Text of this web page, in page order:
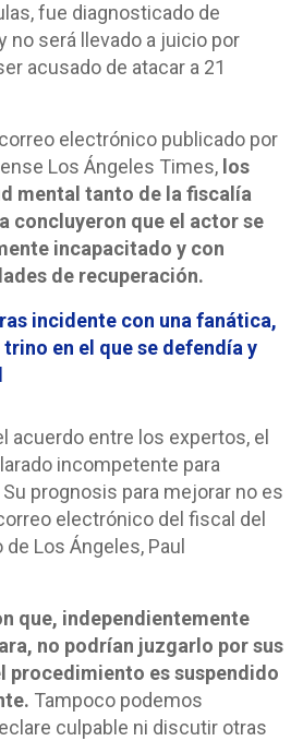
fue diagnosticado de
no será llevado a juicio por
acusado de atacar a 21
electrónico publicado por
Los Ángeles Times, los
mental tanto de la fiscalía
concluyeron que el actor se
incapacitado y con
de recuperación.
incidente con una fanática,
trino en el que se defendía y
acuerdo entre los expertos, el
incompetente para
prognosis para mejorar no es
electrónico del fiscal del
Los Ángeles, Paul
que, independientemente
no podrían juzgarlo por sus
procedimiento es suspendido
Tampoco podemos
culpable ni discutir otras